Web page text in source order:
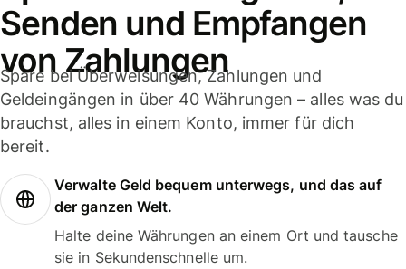
Senden und Empfangen
von Zahlungen
Spare bei Überweisungen, Zahlungen und
Geldeingängen in über 40 Währungen – alles was du
brauchst, alles in einem Konto, immer für dich
bereit.
Verwalte Geld bequem unterwegs, und das auf
der ganzen Welt.
Halte deine Währungen an einem Ort und tausche
sie in Sekundenschnelle um.